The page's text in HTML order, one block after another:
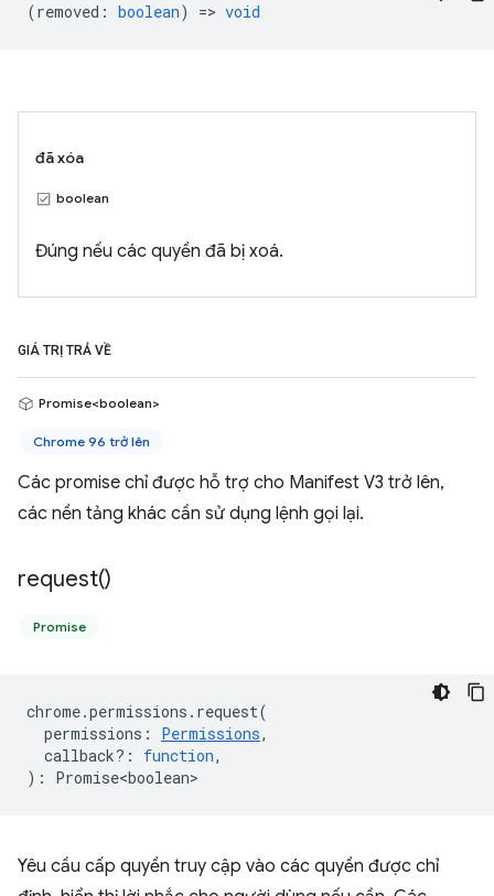
(removed : boolean) => void
đã xóa
boolean
Đúng nếu các quyền đã bị xoá.
GIÁ TRỊ TRẢ VỀ
Promise<boolean>
Chrome 96 trở lên
Các promise chỉ được hỗ trợ cho Manifest V3 trở lên,
các nền tảng khác cần sử dụng lệnh gọi lại.
request()
Promise
chrome.permissions . request(
permissions : Permissions,
callback? : function,
) : Promise<boolean>
Yêu cầu cấp quyền truy cập vào các quyền được chỉ